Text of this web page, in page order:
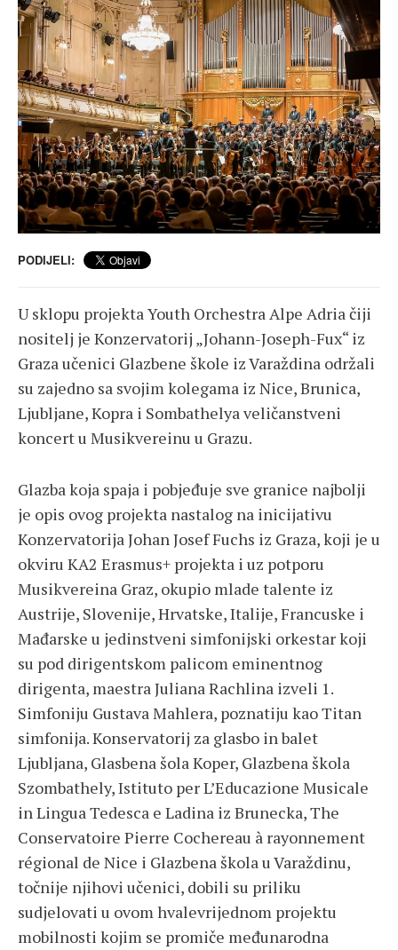
PODIJELI:
U sklopu projekta Youth Orchestra Alpe Adria čiji
nositelj je Konzervatorij „Johann-Joseph-Fux“ iz
Graza učenici Glazbene škole iz Varaždina održali
su zajedno sa svojim kolegama iz Nice, Brunica,
Ljubljane, Kopra i Sombathelya veličanstveni
koncert u Musikvereinu u Grazu.
Glazba koja spaja i pobjeđuje sve granice najbolji
je opis ovog projekta nastalog na inicijativu
Konzervatorija Johan Josef Fuchs iz Graza, koji je u
okviru KA2 Erasmus+ projekta i uz potporu
Musikvereina Graz, okupio mlade talente iz
Austrije, Slovenije, Hrvatske, Italije, Francuske i
Mađarske u jedinstveni simfonijski orkestar koji
su pod dirigentskom palicom eminentnog
dirigenta, maestra Juliana Rachlina izveli 1.
Simfoniju Gustava Mahlera, poznatiju kao Titan
simfonija. Konservatorij za glasbo in balet
Ljubljana, Glasbena šola Koper, Glazbena škola
Szombathely, Istituto per L’Educazione Musicale
in Lingua Tedesca e Ladina iz Brunecka, The
Conservatoire Pierre Cochereau à rayonnement
régional de Nice i Glazbena škola u Varaždinu,
točnije njihovi učenici, dobili su priliku
sudjelovati u ovom hvalevrijednom projektu
mobilnosti kojim se promiče međunarodna